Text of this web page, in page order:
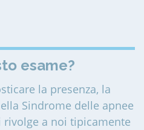
esame?
la presenza, la
Sindrome delle apnee
rivolge a noi tipicamente